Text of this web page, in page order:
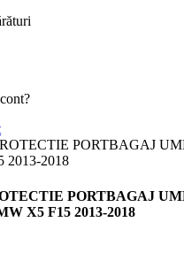
PORTBAGAJ
X5 F15 2013-2018